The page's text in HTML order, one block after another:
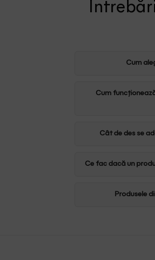
Cum
Cum
Cât de des se
Ce fac dacă un
Produsele